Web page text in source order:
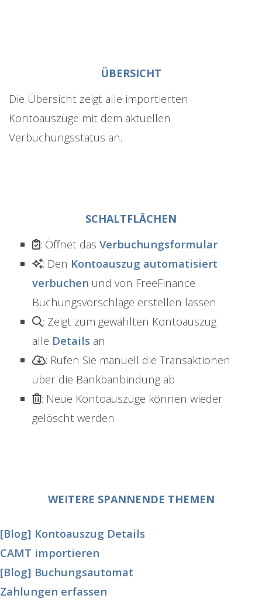
ÜBERSICHT
Die Übersicht zeigt alle importierten
Kontoauszüge mit dem aktuellen
Verbuchungsstatus an.
SCHALTFLÄCHEN
: Öffnet das Verbuchungsformular
: Den Kontoauszug automatisiert
verbuchen und von FreeFinance
Buchungsvorschläge erstellen lassen
: Zeigt zum gewählten Kontoauszug
alle Details an
: Rufen Sie manuell die Transaktionen
über die Bankbanbindung ab
: Neue Kontoauszüge können wieder
gelöscht werden
WEITERE SPANNENDE THEMEN
[Blog] Kontoauszug Details
CAMT importieren
[Blog] Buchungsautomat
Zahlungen erfassen